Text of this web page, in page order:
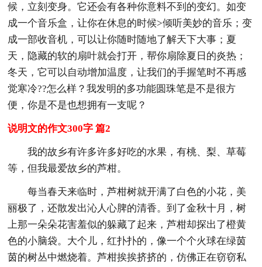
候，立刻变身。它还会有各种你意料不到的变幻。如变
成一个音乐盒，让你在休息的时候>倾听美妙的音乐；变
成一部收音机，可以让你随时随地了解天下大事；夏
天，隐藏的软的扇叶就会打开，帮你扇除夏日的炎热；
冬天，它可以自动增加温度，让我们的手握笔时不再感
觉寒冷??怎么样？我发明的多功能圆珠笔是不是很方
便，你是不是也想拥有一支呢？
说明文的作文300字 篇2
我的故乡有许多许多好吃的水果，有桃、梨、草莓
等，但我最爱故乡的芦柑。
每当春天来临时，芦柑树就开满了白色的小花，美
丽极了，还散发出沁人心脾的清香。到了金秋十月，树
上那一朵朵花害羞似的躲藏了起来，芦柑却探出了橙黄
色的小脑袋。大个儿，红扑扑的，像一个个火球在绿茵
茵的树丛中燃烧着。芦柑挨挨挤挤的，仿佛正在窃窃私